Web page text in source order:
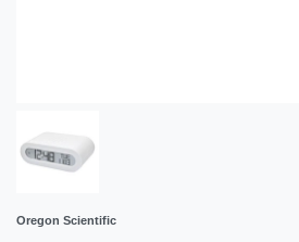
Oregon Scientific